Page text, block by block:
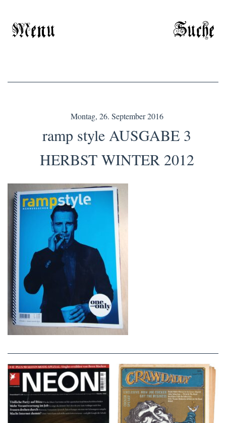
Menu Suche
Montag, 26. September 2016
ramp style AUSGABE 3
HERBST WINTER 2012
NEON – OKTOBER
2008
Crawdaddy – June/11/72